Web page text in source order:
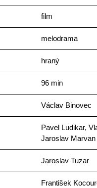
film
melodrama
hraný
96 min
Václav Binovec
Pavel Ludikar,
Jaroslav Marvan
Jaroslav Tuzar
František